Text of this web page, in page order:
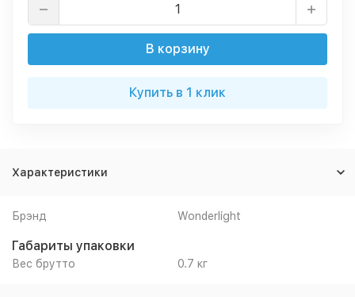
В корзину
Купить в 1 клик
Характеристики
Брэнд Wonderlight
Габариты упаковки
Вес брутто 0.7 кг